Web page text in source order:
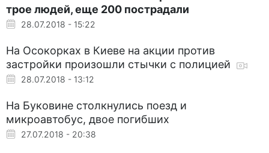
трое людей, еще 200 пострадали
28.07.2018 - 15:22
На Осокорках в Киеве на акции против
застройки произошли стычки с полицией
28.07.2018 - 13:12
На Буковине столкнулись поезд и
микроавтобус, двое погибших
27.07.2018 - 20:38